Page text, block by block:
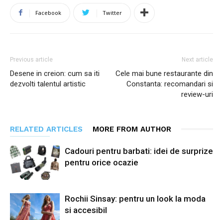
Facebook Twitter
Previous article
Desene in creion: cum sa iti
dezvolti talentul artistic
Next article
Cele mai bune restaurante din
Constanta: recomandari si
review-uri
RELATED ARTICLES MORE FROM AUTHOR
Cadouri pentru barbati: idei de surprize
pentru orice ocazie
Rochii Sinsay: pentru un look la moda
si accesibil